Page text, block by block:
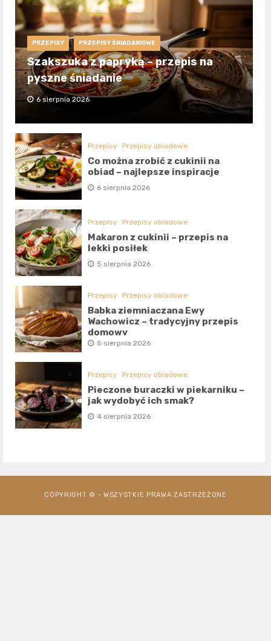
PRZEPISY PRZEPISY ŚNIADANIOWE
Szakszuka z papryką – przepis na
pyszne śniadanie
6 sierpnia 2026
Przepisy Przepisy obiadowe
Co można zrobić z cukinii na
obiad – najlepsze inspiracje
6 sierpnia 2026
Przepisy Przepisy obiadowe
Makaron z cukinii – przepis na
lekki posiłek
5 sierpnia 2026
Przepisy Przepisy obiadowe
Babka ziemniaczana Ewy
Wachowicz – tradycyjny przepis
domowy
5 sierpnia 2026
Przepisy Przepisy obiadowe
Pieczone buraczki w piekarniku –
jak wydobyć ich smak?
4 sierpnia 2026
COPYRIGHT © - WSZYSTKIE PRAWA ZASTRZEŻONE